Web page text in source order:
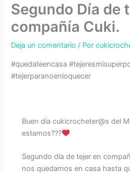
Segundo Día de
compañía Cuki.
Deja un comentario / Por
#quedateencasa
#tejerparanoenloquecer
Buen día cukicrocheter@s del
estamos???
Segundo día de tejer en
nos quedamos en casa hasta